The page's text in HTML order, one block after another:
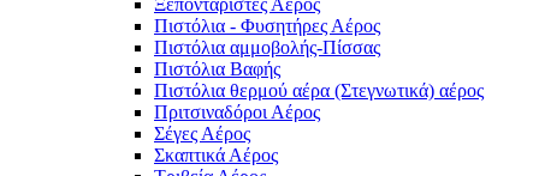
Ξεπονταριστές Αέρος
Πιστόλια - Φυσητήρες Αέρος
Πιστόλια αμμοβολής-Πίσσας
Πιστόλια Βαφής
Πιστόλια θερμού αέρα (Στεγνωτικά) αέρος
Πριτσιναδόροι Αέρος
Σέγες Αέρος
Σκαπτικά Αέρος